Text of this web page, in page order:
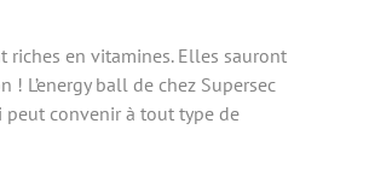
riches en vitamines. Elles sauront
! L’energy ball de chez Supersec
convenir à tout type de